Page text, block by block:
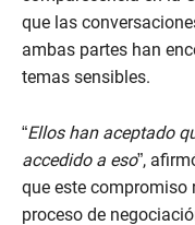
que las
ambas partes han
temas sensibles.
“Ellos han aceptado
accedido a eso”,
que este compromiso
proceso de